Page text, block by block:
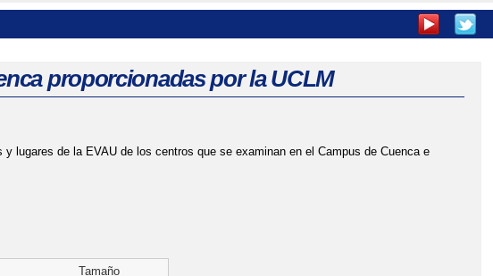
proporcionadas por la UCLM
lugares de la EVAU de los centros que se examinan en el Campus de Cuenca e
Tamaño